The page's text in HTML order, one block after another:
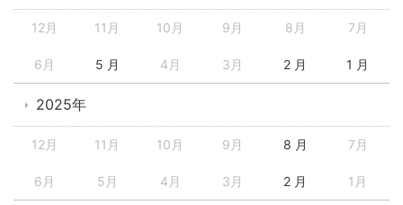
12月 11月 10月 9月 8月 7月
6月 5 月 4月 3月 2 月 1 月
2025年
12月 11月 10月 9月 8 月 7月
6月 5月 4月 3月 2 月 1月